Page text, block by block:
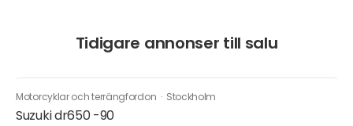
Tidigare annonser till salu
Motorcyklar och terrängfordon · Stockholm
Suzuki dr650 -90